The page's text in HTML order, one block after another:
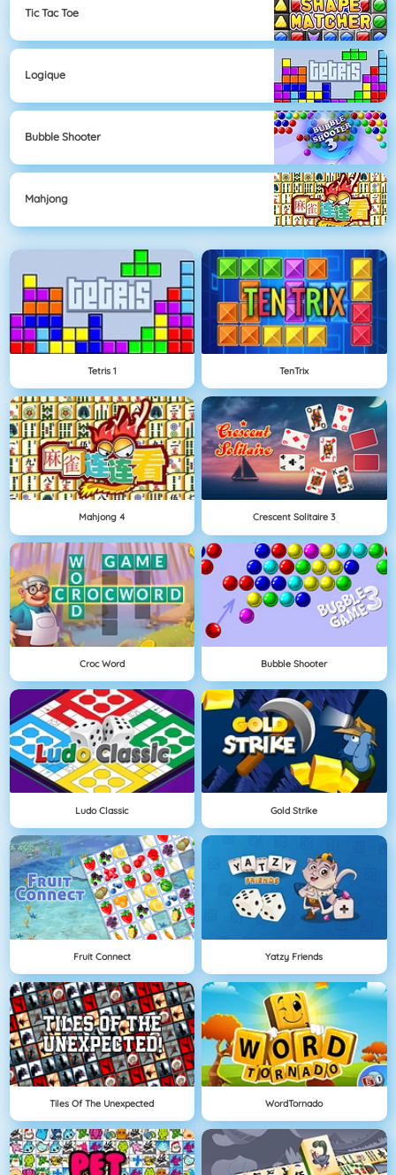
Tic Tac Toe
Logique
Bubble Shooter
Mahjong
Tetris 1 TenTrix
Mahjong 4 Crescent Solitaire 3
Croc Word Bubble Shooter
Ludo Classic Gold Strike
Fruit Connect Yatzy Friends
Tiles Of The Unexpected WordTornado